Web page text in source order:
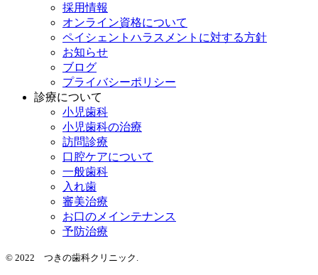
採用情報
オンライン資格について
ペイシェントハラスメントに対する方針
お知らせ
ブログ
プライバシーポリシー
診療について
小児歯科
小児歯科の治療
訪問診療
口腔ケアについて
一般歯科
入れ歯
審美治療
お口のメインテナンス
予防治療
© 2022 つきの歯科クリニック.